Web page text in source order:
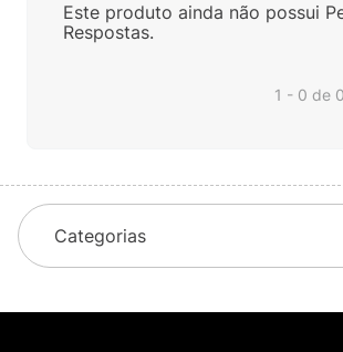
Este produto ainda não possui
Respostas.
1 - 0de 0
Categorias